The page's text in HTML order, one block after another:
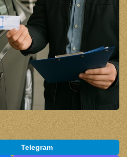
Telegram